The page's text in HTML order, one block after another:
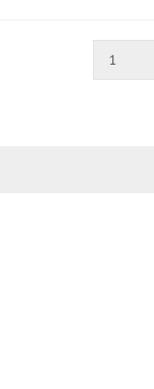
1